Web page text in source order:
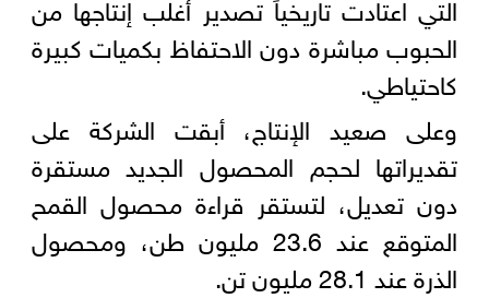
الحبوب مباشرة دون الاحتفاظ بكميات كبيرة
كاحتياطي.
وعلى صعيد الإنتاج، أبقت الشركة على
تقديراتها لحجم المحصول الجديد مستقرة
دون تعديل، لتستقر قراءة محصول القمح
المتوقع عند 23.6 مليون طن، ومحصول
الذرة عند 28.1 مليون تن.